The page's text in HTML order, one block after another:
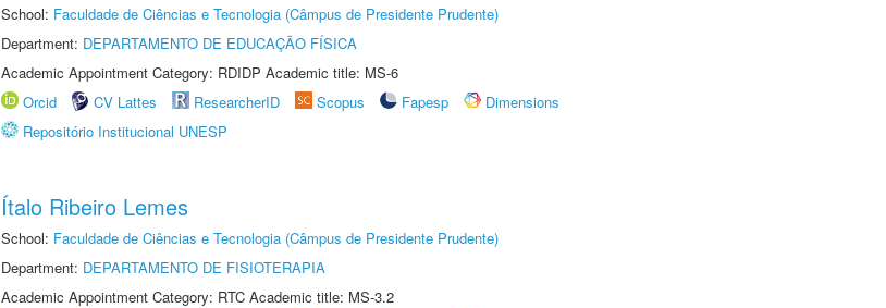
School: Faculdade de Ciências e Tecnologia (Câmpus de Presidente Prudente)
Department: DEPARTAMENTO DE EDUCAÇÃO FÍSICA
Academic Appointment Category: RDIDP Academic title: MS-6
Orcid
CV Lattes ResearcherID Scopus Fapesp
Dimensions
Repositório Institucional UNESP
Ítalo Ribeiro Lemes
School: Faculdade de Ciências e Tecnologia (Câmpus de Presidente Prudente)
Department: DEPARTAMENTO DE FISIOTERAPIA
Academic Appointment Category: RTC Academic title: MS-3.2